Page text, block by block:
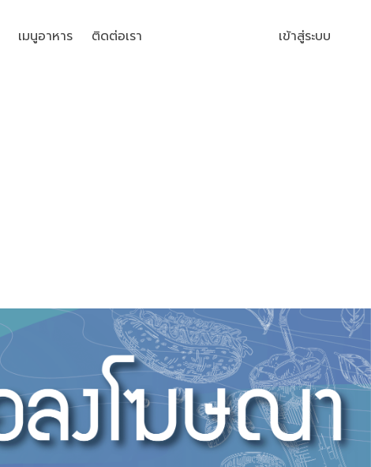
เมนูอาหาร ติดต่อเรา เข้าสู่ระบบ